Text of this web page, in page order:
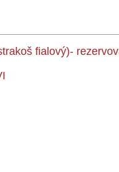
fialový)-